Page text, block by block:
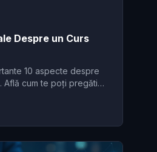
Despre un Curs
10 aspecte despre
Află cum te poți pregăti